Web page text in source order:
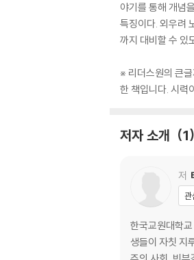
야기를 통해 개념
특징이다. 외우려
까지 대비할 수 있
※ 리더스원의 큰
한 책입니다. 시력
저자 소개 1
저
관
한국교원대학
생들이 자칫 지